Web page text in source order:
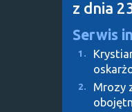
z dnia
Serwis
1.
2.
Mrozy